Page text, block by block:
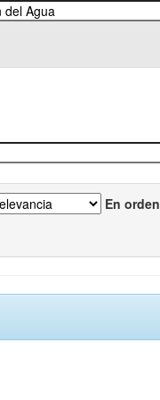
En orden